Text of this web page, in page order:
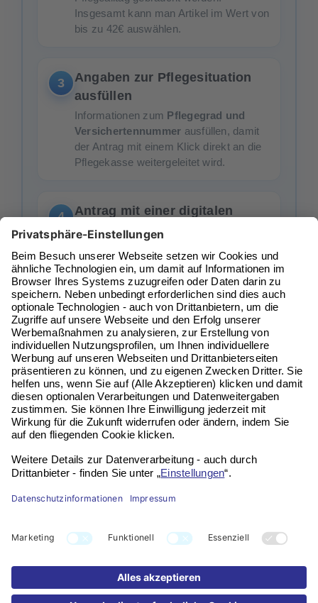
Insgesamt kann man Artikel im Wert von
bis zu 42€ auswählen.
3
Angaben zur Pflegesituation
ausfüllen
Informationen zum Pflegegrad und
Versichertennummer ausfüllen, damit
der Antrag mit einem Klick direkt an die
Pflegekasse weitergeleitet wird.
4
Antrag mit einer digitalen
Unterschrift direkt am
Nach Genehmigung die Pflegebox
monatlich nach Hause bekommen -
regelmäßig und bequem direkt an die
Haustür.
Wichtig:Welche Leistungen im
Einzelfall möglich sind, hängt von der
persönlichen Pflegesituation und den
jeweiligen Voraussetzungen ab.